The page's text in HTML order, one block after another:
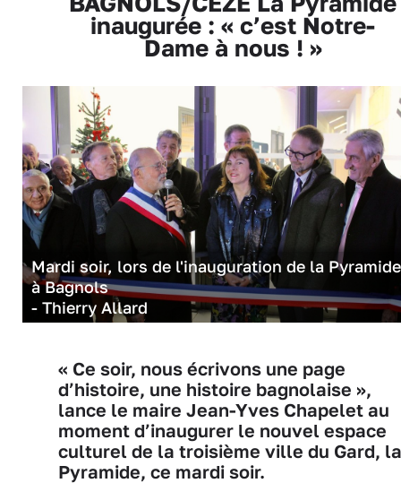
inaugurée : « c’est Notre-
Dame à nous ! »
Mardi soir, lors de l'inauguration de la
à Bagnols
- Thierry Allard
« Ce soir, nous écrivons une page
d’histoire, une histoire bagnolaise »,
lance le maire Jean-Yves Chapelet au
moment d’inaugurer le nouvel espace
culturel de la troisième ville du Gard, la
Pyramide, ce mardi soir.